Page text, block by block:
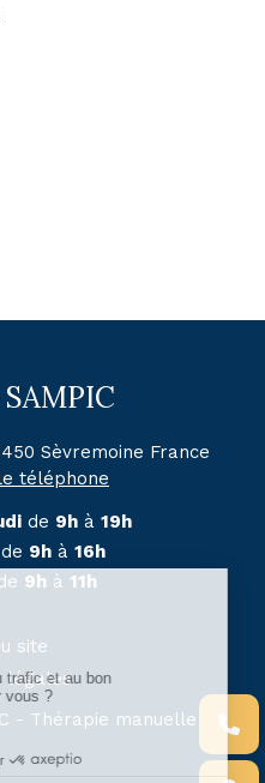
Sèvremoine France
téléphone
de 9hà 19h
de 9h à 16h
9h à 11h
site
légales
- Thérapie manuelle